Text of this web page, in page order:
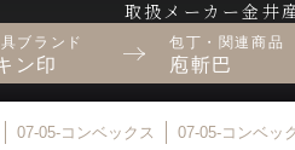
取扱メーカー金井
ブランド
ン印
包丁・関連商品
庖斬巴
07-05-コンベックス 07-05-コンベッ